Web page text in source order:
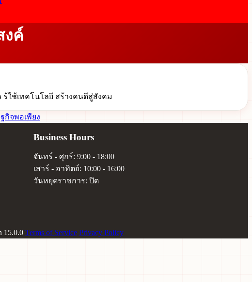
งค์
ใช้เทคโนโลยี สร้างคนดีสู่สังคม
Business Hours
จันทร์ - ศุกร์: 9:00 - 18:00
เสาร์ - อาทิตย์: 10:00 - 16:00
วันหยุดราชการ: ปิด
15.0.0 Terms of Service Privacy Policy